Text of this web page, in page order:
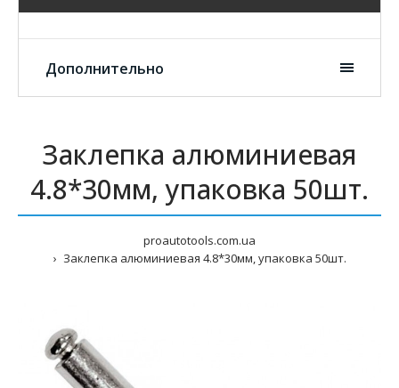
Дополнительно
Заклепка алюминиевая
4.8*30мм, упаковка 50шт.
proautotools.com.ua
Заклепка алюминиевая 4.8*30мм, упаковка 50шт.